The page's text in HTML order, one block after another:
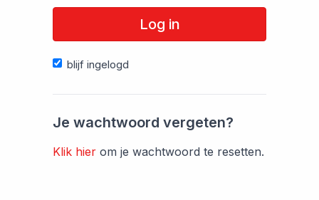
Log in
blijf ingelogd
Je wachtwoord vergeten?
Klik hier om je wachtwoord te resetten.